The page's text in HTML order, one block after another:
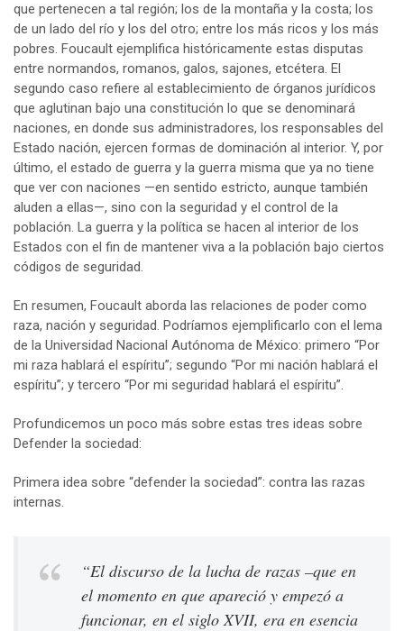
que pertenecen a tal región; los de la montaña y la costa; los
de un lado del río y los del otro; entre los más ricos y los más
pobres. Foucault ejemplifica históricamente estas disputas
entre normandos, romanos, galos, sajones, etcétera. El
segundo caso refiere al establecimiento de órganos jurídicos
que aglutinan bajo una constitución lo que se denominará
naciones, en donde sus administradores, los responsables del
Estado nación, ejercen formas de dominación al interior. Y, por
último, el estado de guerra y la guerra misma que ya no tiene
que ver con naciones —en sentido estricto, aunque también
aluden a ellas—, sino con la seguridad y el control de la
población. La guerra y la política se hacen al interior de los
Estados con el fin de mantener viva a la población bajo ciertos
códigos de seguridad.
En resumen, Foucault aborda las relaciones de poder como
raza, nación y seguridad. Podríamos ejemplificarlo con el lema
de la Universidad Nacional Autónoma de México: primero “Por
mi raza hablará el espíritu”; segundo “Por mi nación hablará el
espíritu”; y tercero “Por mi seguridad hablará el espíritu”.
Profundicemos un poco más sobre estas tres ideas sobre
Defender la sociedad:
Primera idea sobre “defender la sociedad”: contra las razas
internas.
“El discurso de la lucha de razas –que en
el momento en que apareció y empezó a
funcionar, en el siglo XVII, era en esencia